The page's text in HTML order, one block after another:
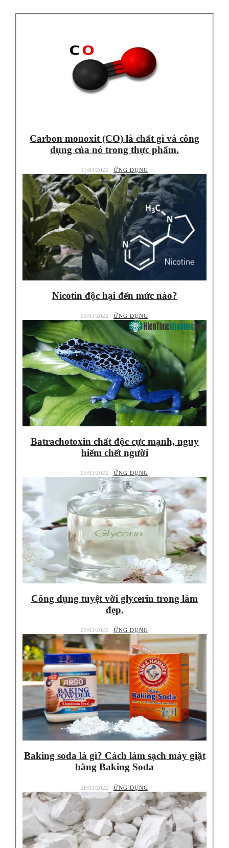
Carbon monoxit (CO) là chất gì và công
dụng của nó trong thực phẩm.
17/03/2022 ỨNG DỤNG
Nicotin độc hại đến mức nào?
03/03/2022 ỨNG DỤNG
Batrachotoxin chất độc cực mạnh, nguy
hiểm chết người
03/03/2022 ỨNG DỤNG
Công dụng tuyệt vời glycerin trong làm
đẹp.
03/03/2022 ỨNG DỤNG
Baking soda là gì? Cách làm sạch máy giặt
bằng Baking Soda
28/02/2022 ỨNG DỤNG